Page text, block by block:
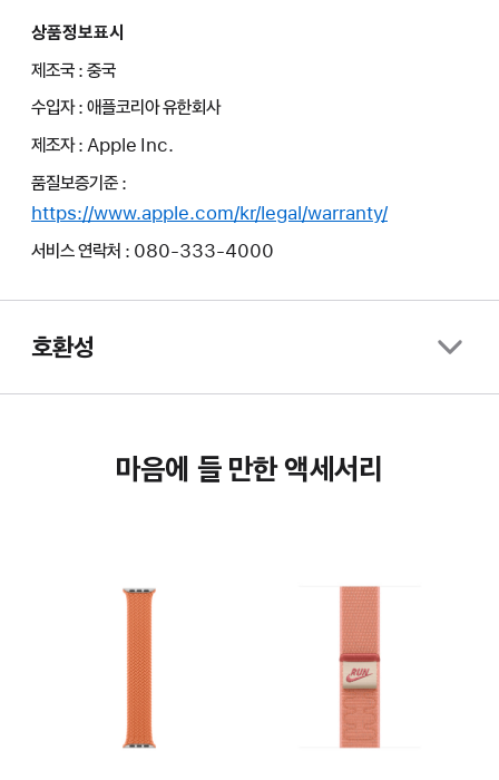
상품정보표시
제조국 : 중국
수입자 : 애플코리아 유한회사
제조자 : Apple Inc.
품질보증기준 :
https://www.apple.com/kr/legal/warranty/
서비스 연락처 : 080-333-4000
호환성
마음에 들 만한 액세서리